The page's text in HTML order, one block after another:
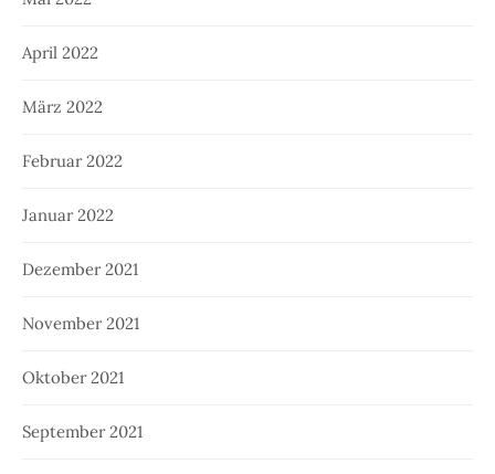
April 2022
März 2022
Februar 2022
Januar 2022
Dezember 2021
November 2021
Oktober 2021
September 2021